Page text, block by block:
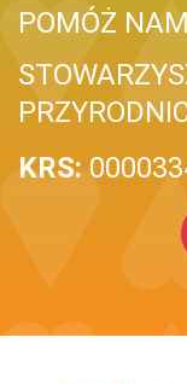
POMÓŻ
KRS: